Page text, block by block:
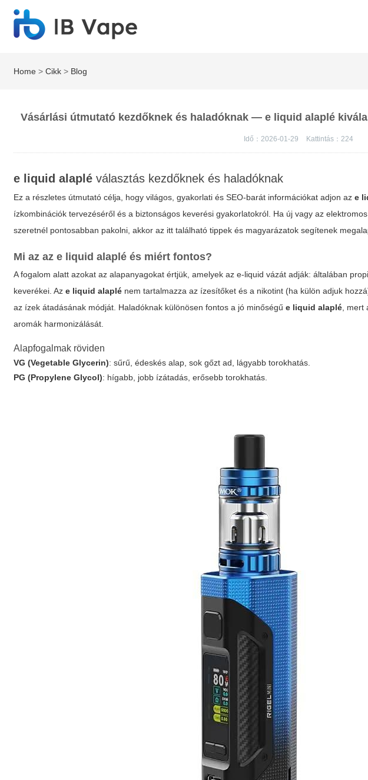
Home >Cikk > Blog
Vásárlási útmutató kezdőknek és haladóknak — e liquid alaplé
Idő：2026-01-29 Kattintás： 224
e liquid alaplé választás kezdőknek és haladóknak
Ez a részletes útmutató célja, hogy világos, gyakorlati és SEO-barát információkat adjon aze
ízkombinációk tervezéséről és a biztonságos keverési gyakorlatokról. Ha új vagy az
szeretnél pontosabban pakolni, akkor az itt található tippek és magyarázatok segítenek
Mi az aze liquid alaplé és miért fontos?
A fogalom alatt azokat az alapanyagokat értjük, amelyek az e-liquid vázát adják: általában
keverékei. Aze liquid alaplé nem tartalmazza az ízesítőket és a nikotint (ha külön adjuk
az ízek átadásának módját. Haladóknak különösen fontos a jó minőségűe liquid alaplé ,
aromák harmonizálását.
Alapfogalmak röviden
VG (Vegetable Glycerin): sűrű, édeskés alap, sok gőzt ad, lágyabb torokhatás.
PG (Propylene Glycol): hígabb, jobb ízátadás, erősebb torokhatás.